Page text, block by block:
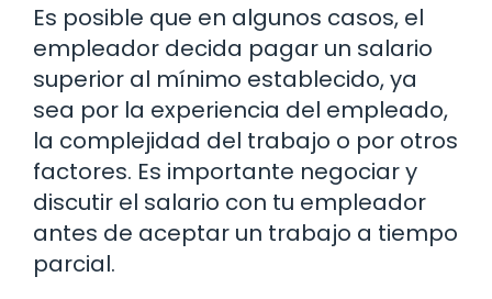
Es posible que en algunos casos, el
empleador decida pagar un salario
superior al mínimo establecido, ya
sea por la experiencia del empleado,
la complejidad del trabajo o por otros
factores. Es importante negociar y
discutir el salario con tu empleador
antes de aceptar un trabajo a tiempo
parcial.